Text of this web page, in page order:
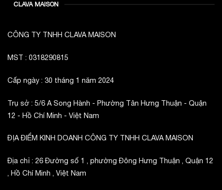
CLAVA MAISON
CÔNG TY TNHH CLAVA MAISON
MST : 0318290815
Cấp ngày : 30 tháng 1 năm 2024
Trụ sở : 5/6 A Song Hành - Phường Tân Hưng Thuận - Quận
12 - Hồ Chí Minh - Việt Nam
ĐỊA ĐIỂM KINH DOANH CÔNG TY TNHH CLAVA MAISON
Địa chỉ : 26 Đường số 1 , phường Đông Hưng Thuận , Quận 12
, Hồ Chí Minh , Việt Nam